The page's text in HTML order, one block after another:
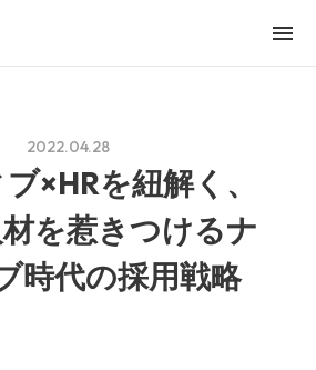
menu
2022.04.28
×HRを紐解く、
を惹きつけるナ
時代の採用戦略